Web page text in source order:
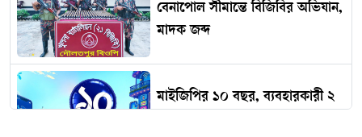
বেনাপোল সীমান্তে বিজিবির অভিযান,
মাদক জব্দ
মাইজিপির ১০ বছর, ব্যবহারকারী ২